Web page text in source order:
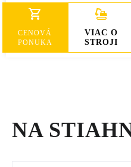
O NÁS
KARIÉRA
Max. rýchlosť
CENOVÁ
PONUKA
VIAC O
STROJI
NA